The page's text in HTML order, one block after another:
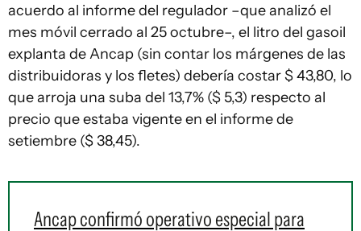
acuerdo al informe del regulador –que analizó el
mes móvil cerrado al 25 octubre–, el litro del gasoil
explanta de Ancap (sin contar los márgenes de las
distribuidoras y los fletes) debería costar $ 43,80, lo
que arroja una suba del 13,7% ($ 5,3) respecto al
precio que estaba vigente en el informe de
setiembre ($ 38,45).
Ancap confirmó operativo especial para